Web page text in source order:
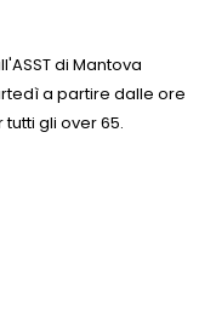
di Mantova
a partire dalle ore
gli over 65.